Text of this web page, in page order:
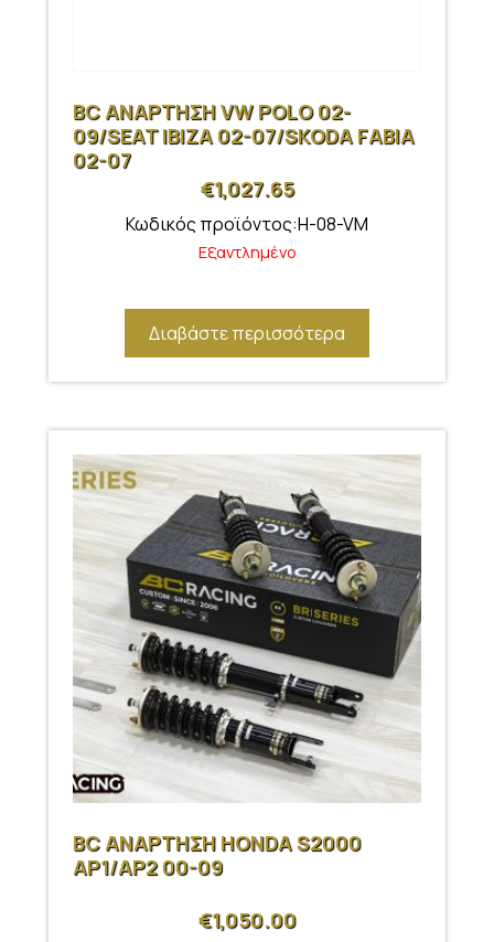
BC ΑΝΑΡΤΗΣΗ VW POLO 02-
09/SEAT IBIZA 02-07/SKODA FABIA
02-07
€1,027.65
Κωδικός προϊόντος:H-08-VM
Εξαντλημένο
Διαβάστε περισσότερα
BC ΑΝΑΡΤΗΣΗ HONDA S2000
AP1/AP2 00-09
€1,050.00